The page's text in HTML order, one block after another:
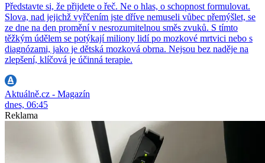
Představte si, že přijdete o řeč. Ne o hlas, o schopnost formulovat.
Slova, nad jejichž vyřčením jste dříve nemuseli vůbec přemýšlet, se
ze dne na den promění v nesrozumitelnou směs zvuků. S tímto
těžkým údělem se potýkají miliony lidí po mozkové mrtvici nebo s
diagnózami, jako je dětská mozková obrna. Nejsou bez naděje na
zlepšení, klíčová je účinná terapie.
Aktuálně.cz - Magazín
dnes, 06:45
Reklama